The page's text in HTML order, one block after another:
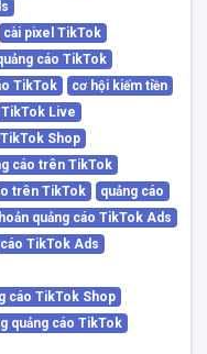
cài pixel TikTok
cáo TikTok
TikTok
cơ hội kiếm tiền
TikTok Live
Shop
cáo trên TikTok
trên TikTok
quảng cáo
quảng cáo TikTok Ads
TikTok Ads
cáo TikTok Shop
quảng cáo TikTok